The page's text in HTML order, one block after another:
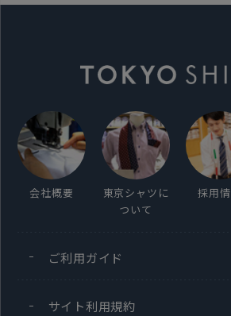
未使用でないと判断した場合は
2024年7月25日
この商品に対するお問い
会社概要
東京シャツに
ついて
採用
ご利用ガイド
サイト利用規約